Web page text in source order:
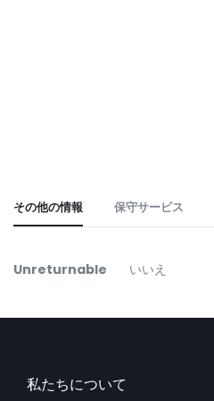
その他の情報
そ
Unreturnable いいえ
保守サービス
私たちについて